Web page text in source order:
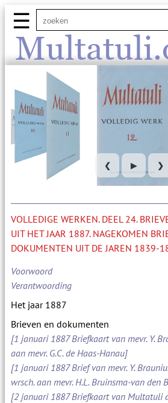
☰
❮ ▶ ❯
VOLLEDIGE WERKEN. DEEL 24.
UIT HET JAAR 1887. NAGEKOMEN
DOKUMENTEN UIT DE JAREN 1839-
Voorwoord
Verantwoording
Het jaar 1887
Brieven en dokumenten
[1 januari 1887 Briefkaart van mevr. Y.
aan mevr. G.C. de Haas-Hanau]
[1 januari 1887 Brief van mevr. Y.
wrsch. aan mevr. H.L. Bruinsma-van den
[2 januari 1887 Briefkaart van Multatuli